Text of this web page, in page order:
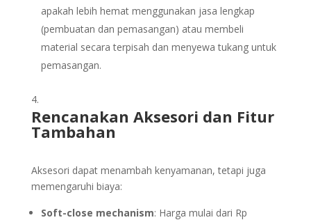
apakah lebih hemat menggunakan jasa lengkap
(pembuatan dan pemasangan) atau membeli
material secara terpisah dan menyewa tukang untuk
pemasangan.
Rencanakan Aksesori dan Fitur
Tambahan
Aksesori dapat menambah kenyamanan, tetapi juga
memengaruhi biaya:
Soft-close mechanism: Harga mulai dari Rp